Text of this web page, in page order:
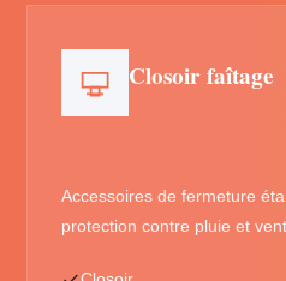
Closoir faîtage
Accessoires de fermeture
protection contre pluie et vent.